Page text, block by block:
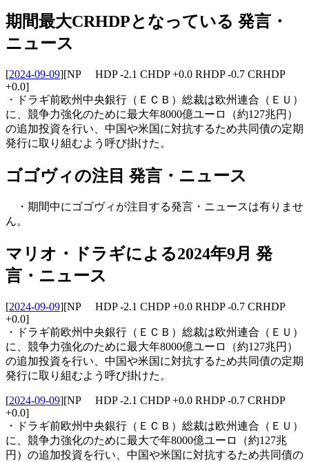
期間最大CRHDPとなっている 発言・
ニュース
[2024-09-09][NP HDP -2.1 CHDP +0.0 RHDP -0.7 CRHDP
+0.0]
・ドラギ前欧州中央銀行（ＥＣＢ）総裁は欧州連合（ＥＵ）
に、競争力強化のために最大年8000億ユーロ（約127兆円）
の追加投資を行い、中国や米国に対抗するため共同債の定期
発行に取り組むよう呼び掛けた。
ゴゴヴィの注目 発言・ニュース
・期間中にゴゴヴィが注目する発言・ニュースは有りませ
ん。
マリオ・ドラギによる2024年9月 発
言・ニュース
[2024-09-09][NP HDP -2.1 CHDP +0.0 RHDP -0.7 CRHDP
+0.0]
・ドラギ前欧州中央銀行（ＥＣＢ）総裁は欧州連合（ＥＵ）
に、競争力強化のために最大年8000億ユーロ（約127兆円）
の追加投資を行い、中国や米国に対抗するため共同債の定期
発行に取り組むよう呼び掛けた。
[2024-09-09][NP HDP -2.1 CHDP +0.0 RHDP -0.7 CRHDP
+0.0]
・ドラギ前欧州中央銀行（ＥＣＢ）総裁は欧州連合（ＥＵ）
に、競争力強化のために最大で年8000億ユーロ（約127兆
円）の追加投資を行い、中国や米国に対抗するため共同債の